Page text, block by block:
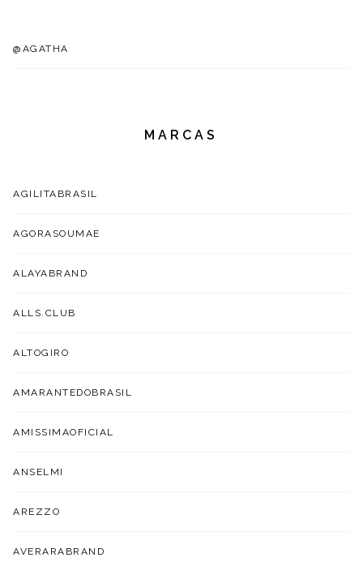
@AGATHA
MARCAS
AGILITABRASIL
AGORASOUMAE
ALAYABRAND
ALLS.CLUB
ALTOGIRO
AMARANTEDOBRASIL
AMISSIMAOFICIAL
ANSELMI
AREZZO
AVERARABRAND